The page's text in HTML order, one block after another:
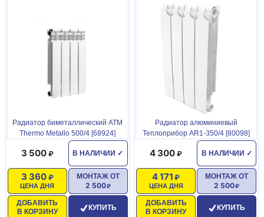
Радиатор биметаллический АТМ
Thermo Metallo 500/4 [68924]
В НАЛИЧИИ ✓
3 500
ЦЕНА ДНЯ
3 360
ДОБАВИТЬ
В КОРЗИНУ
МОНТАЖ ОТ
2 500
КУПИТЬ
Радиатор алюминиевый
Теплоприбор AR1-350/4 [80098]
В НАЛИЧИИ ✓
4 300
ЦЕНА ДНЯ
4 171
ДОБАВИТЬ
В КОРЗИНУ
МОНТАЖ ОТ
2 500
КУПИТЬ